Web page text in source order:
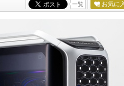
一覧 お気に